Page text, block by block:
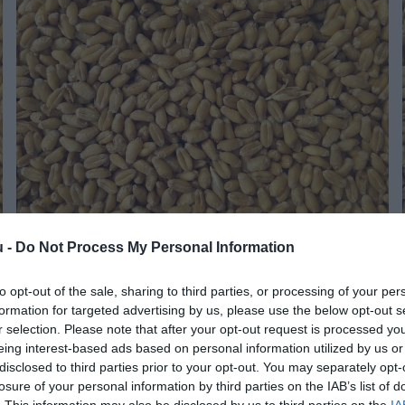
- Do Not Process My Personal Information
opt-out of the sale, sharing to third parties, or processing of your
for targeted advertising by us, please use the below opt-out
selection. Please note that after your opt-out request is processed
interest-based ads based on personal information utilized by us
to third parties prior to your opt-out. You may separately
of your personal information by third parties on the IAB’s list of
AGRÁR
Zuhan a búza ára
Az étkezési búza hazai termelői ára április első hetében átlagosan
65,5 ezer forint/tonna volt, ami 23 százalékos visszaesést jelent a
tavalyi év azonos időszakához képest.